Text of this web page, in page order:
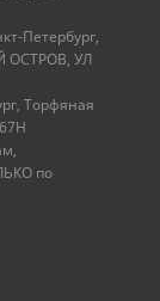
Петербург,
ОСТРОВ, УЛ
Торфяная
по